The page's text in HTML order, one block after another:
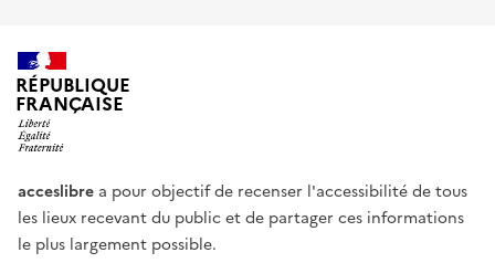
RÉPUBLIQUE
FRANÇAISE
acceslibre a pour objectif de recenser l'accessibilité de tous
les lieux recevant du public et de partager ces informations
le plus largement possible.